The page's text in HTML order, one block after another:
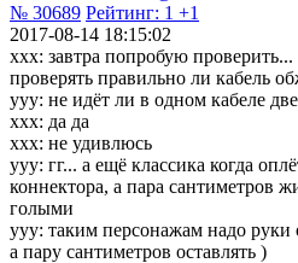
№ 30689 Рейтинг: 1 +1
2017-08-14 18:15:02
xxx: завтра попробую
проверять правильно ли кабель
yyy: не идёт ли в одном кабеле
xxx: да да
xxx: не удивлюсь
yyy: гг... а ещё классика когда
коннектора, а пара сантиметров
голыми
yyy: таким персонажам надо руки
а пару сантиметров оставлять )